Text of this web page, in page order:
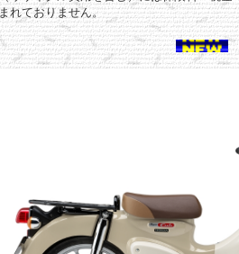
れておりません。